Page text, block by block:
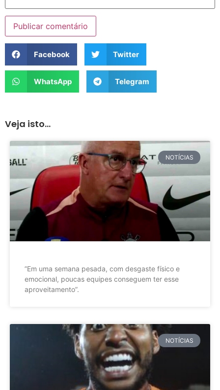
Facebook Twitter
WhatsApp Telegram
Veja isto...
NOTÍCIAS
”Em uma semana pesada, com desgaste físico e
emocional, poucas equipes conseguem ter esse
aproveitamento”.
NOTÍCIAS